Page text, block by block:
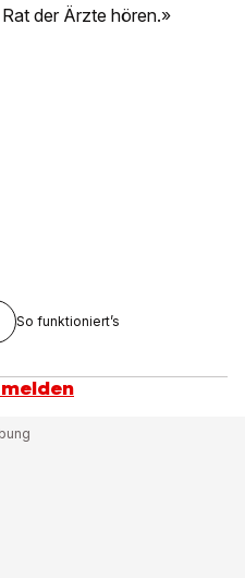
der Ärzte hören.»
So funktioniert’s